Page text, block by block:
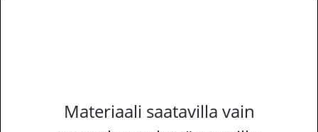
Materiaali saatavilla vain